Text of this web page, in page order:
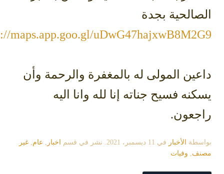
بجدة
https://maps.app.goo.gl/
المولى له بالمغفرة والرحمة وأن
فسيح جناته إنا لله وانا اليه
الأخبارفي11 ديسمبر، 2021 . نشر في قسماخبار,عام,غير
وفيات